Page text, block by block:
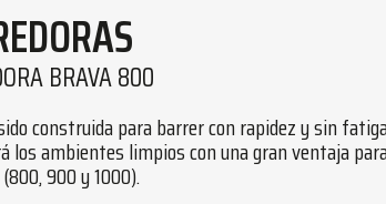
BRAVA 800
construida para barrer con rapidez y sin
los ambientes limpios con una gran ventaja
900 y 1000).